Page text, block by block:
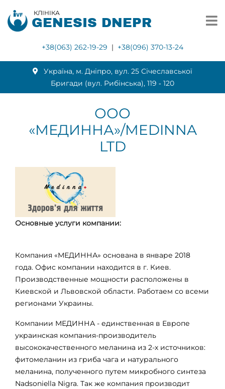
КЛІНІКА
GENESIS DNEPR
+38(063) 262-19-29 | +38(096) 370-13-24
Українa, м. Дніпро, вул. 25 Січеславської
Бригади (вул. Рибінська), 119 ‑ 120
ООО
«МЕДИННА»/MEDINNA
LTD
Основные услуги компании:
Компания «МЕДИННА» основана в январе 2018
года. Офис компании находится в г. Киев.
Производственные мощности расположены в
Киевской и Львовской области. Работаем со всеми
регионами Украины.
Компании МЕДИННА - единственная в Европе
украинская компания-производитель
высококачественного меланина из 2-х источников:
фитомеланин из гриба чага и натурального
меланина, полученного путем микробного синтеза
Nadsoniella Nigra. Так же компания производит